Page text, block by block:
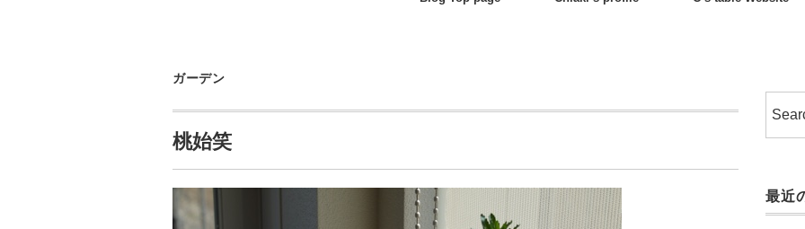
ガーデン
桃始笑
最近